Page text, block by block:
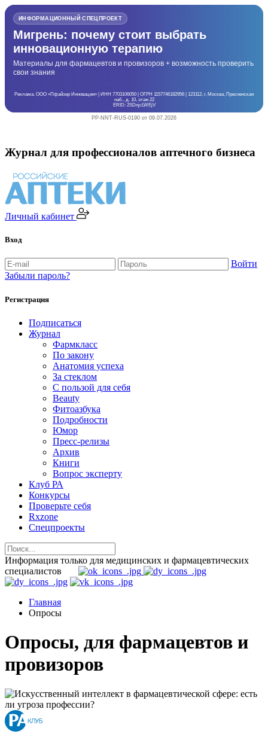
ИНФОРМАЦИОННЫЙ СПЕЦПРОЕКТ
Мигрень: почему стоит выбрать
инновационную терапию
Материалы для фармацевтов и провизоров + возможность проверить
свои знания
Реклама. ООО «Пфайзер Инновации» | ИНН 7703106050 | ОГРН 1157746182956 | 123112, г. Москва, Пресненская
наб., д. 10, этаж 22
ERID: 2SDnjcLWEjV
PP-NNT-RUS-0190 от 09.07.2026
Журнал для профессионалов аптечного бизнеса
Личный кабинет
Вход
Войти
Забыли пароль?
Регистрация
Подписаться
Журнал
Фармкласс
По закону
Анатомия успеха
За стеклом
С пользой для себя
Beauty
Фитоазбука
Подробности
Юмор
Пресс-релизы
Архив
Книги
Вопрос эксперту
Клуб РА
Конкурсы
Проверьте себя
Rxzone
Спецпроекты
Информация только для медицинских и фармацевтических
специалистов
Главная
Опросы
Опросы, для фармацевтов и
провизоров